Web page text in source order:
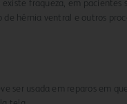
fraqueza, em pacientes
de hérnia ventral e outros
ser usada em reparos em